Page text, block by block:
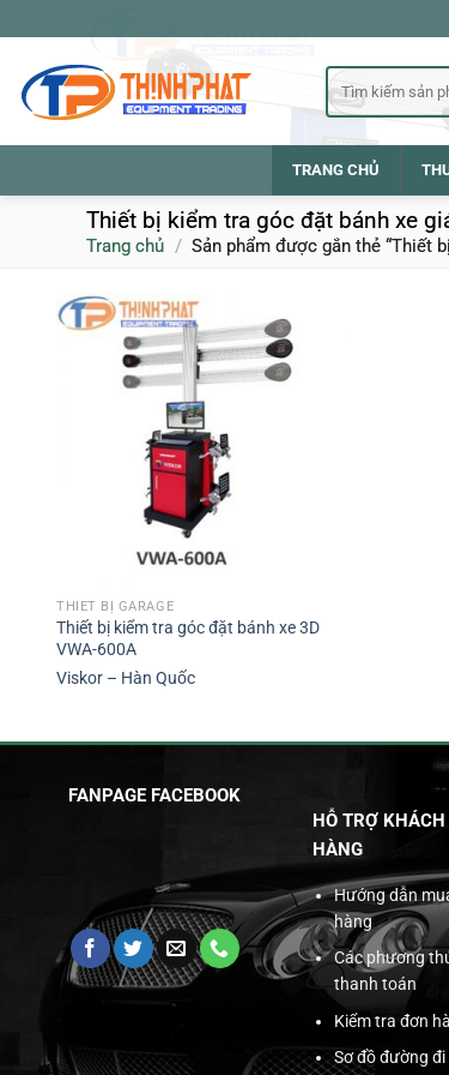
qua
dung
Tìm
kiếm:
TRANG CHỦ
Thiết bị kiểm tra góc đặt bánh xe
Trang chủ / Sản phẩm được gắn thẻ “Thiết
THIẾT BỊ GARAGE
Thiết bị kiểm tra góc đặt bánh xe 3D
VWA-600A
Viskor – Hàn Quốc
FANPAGE FACEBOOK
HỖ TRỢ KHÁCH
HÀNG
Hướng dẫn
hàng
Các phương
thanh toán
Kiểm tra đơn
Sơ đồ đường đi